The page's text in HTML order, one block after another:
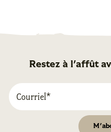
Restez à l'affût